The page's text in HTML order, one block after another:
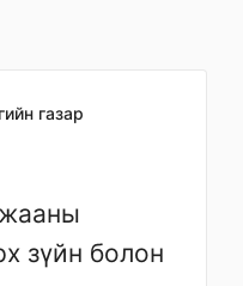
газар
зүйн болон